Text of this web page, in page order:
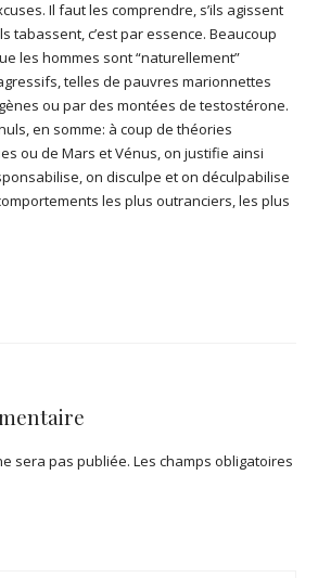
Il faut les comprendre, s’ils agissent
tabassent, c’est par essence. Beaucoup
les hommes sont “naturellement”
telles de pauvres marionnettes
ou par des montées de testostérone.
en somme: à coup de théories
ou de Mars et Vénus, on justifie ainsi
on disculpe et on déculpabilise
les plus outranciers, les plus
sera pas publiée. Les champs obligatoires